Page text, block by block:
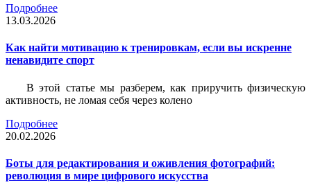
Подробнее
13.03.2026
Как найти мотивацию к тренировкам, если вы искренне
ненавидите спорт
В этой статье мы разберем, как приручить физическую
активность, не ломая себя через колено
Подробнее
20.02.2026
Боты для редактирования и оживления фотографий:
революция в мире цифрового искусства